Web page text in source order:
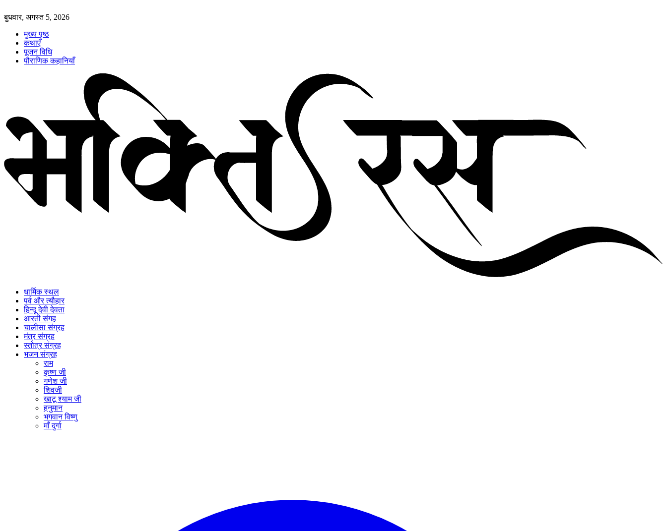
बुधवार, अगस्त 5, 2026
मुख्य पृष्ठ
कथाएँ
पूजन विधि
पौराणिक कहानियाँ
धार्मिक स्थल
पर्व और त्यौहार
हिन्दू देवी देवता
आरती संगह
चालीसा संग्रह
मंत्र संग्रह
स्तोत्र संग्रह
भजन संग्रह
राम
कृष्ण जी
गणेश जी
शिवजी
खाटू श्याम जी
हनुमान
भगवान विष्णु
माँ दुर्गा